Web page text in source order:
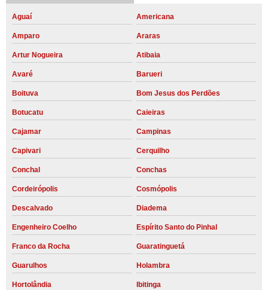
Aguaí Americana
Amparo Araras
Artur Nogueira Atibaia
Avaré Barueri
Boituva Bom Jesus dos Perdões
Botucatu Caieiras
Cajamar Campinas
Capivari Cerquilho
Conchal Conchas
Cordeirópolis Cosmópolis
Descalvado Diadema
Engenheiro Coelho Espírito Santo do Pinhal
Franco da Rocha Guaratinguetá
Guarulhos Holambra
Hortolândia Ibitinga